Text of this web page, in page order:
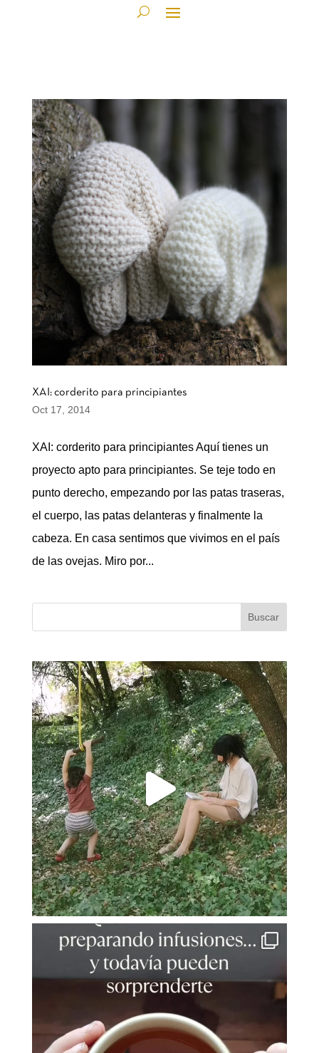
XAI: corderito para principiantes
Oct 17, 2014
XAI: corderito para principiantes Aquí tienes un
proyecto apto para principiantes. Se teje todo en
punto derecho, empezando por las patas traseras,
el cuerpo, las patas delanteras y finalmente la
cabeza. En casa sentimos que vivimos en el país
de las ovejas. Miro por...
Buscar